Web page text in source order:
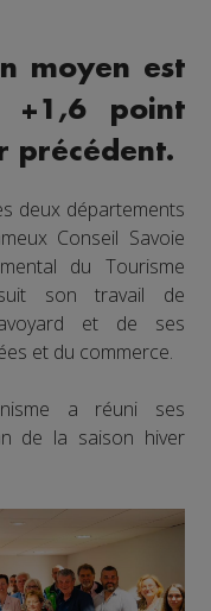
moyen est
+1,6 point
précédent.
deux départements
Conseil Savoie
du Tourisme
son travail de
et de ses
et du commerce.
a réuni ses
de la saison hiver